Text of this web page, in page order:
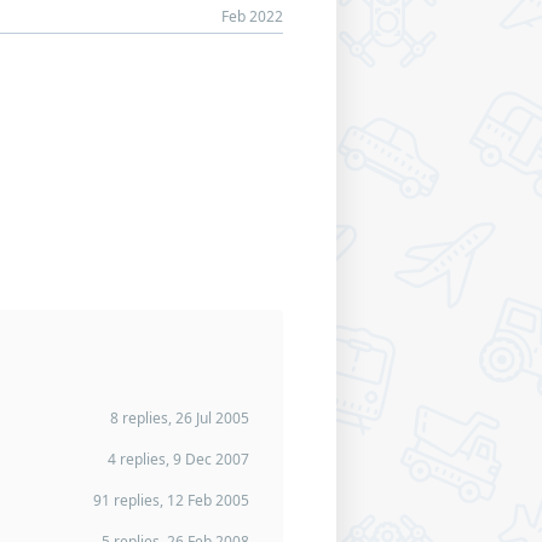
Feb 2022
8 replies, 26 Jul 2005
4 replies, 9 Dec 2007
91 replies, 12 Feb 2005